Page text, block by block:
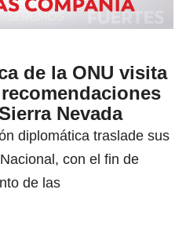
de la ONU visita
Nevada
diplomática traslade sus
con el fin de
de las